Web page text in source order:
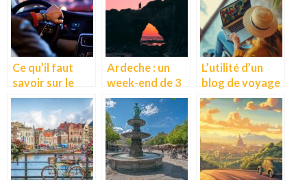
tendance
Ce qu’il faut
savoir sur le
road trip
Ardeche : un
week-end de 3
jours
inoubliable
autour de
Vallon Pont
d’Arc
L’utilité d’un
blog de voyage
pour les
passionnés
d’aventures